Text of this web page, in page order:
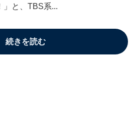
」と、TBS系...
続きを読む